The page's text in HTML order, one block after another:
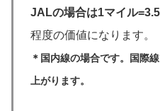
JALの場合は1マイル
程度の価値になります。
＊国内線の場合です。国際
上がります。